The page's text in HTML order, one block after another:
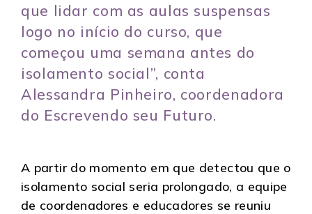
que lidar com as aulas suspensas
logo no início do curso, que
começou uma semana antes do
isolamento social”, conta
Alessandra Pinheiro, coordenadora
do Escrevendo seu Futuro.
A partir do momento em que detectou que o
isolamento social seria prolongado, a equipe
de coordenadores e educadores se reuniu